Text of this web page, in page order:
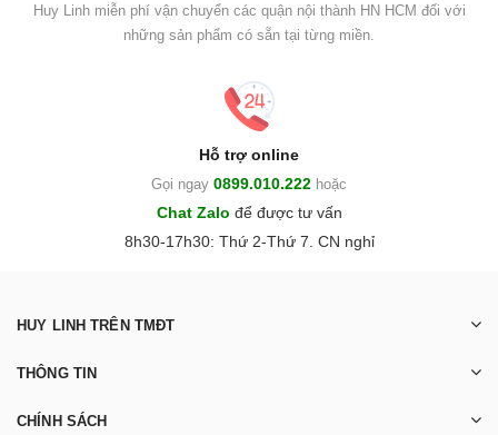
Huy Linh miễn phí vận chuyển các quận nội thành HN HCM đối với
những sản phẩm có sẵn tại từng miền.
Hỗ trợ online
Gọi ngay 0899.010.222 hoặc
Chat Zalo để được tư vấn
8h30-17h30: Thứ 2-Thứ 7. CN nghỉ
HUY LINH TRÊN TMĐT
THÔNG TIN
CHÍNH SÁCH